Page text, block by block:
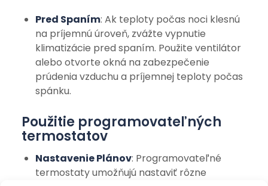
Pred Spaním: Ak teploty počas noci klesnú
na príjemnú úroveň, zvážte vypnutie
klimatizácie pred spaním. Použite ventilátor
alebo otvorte okná na zabezpečenie
prúdenia vzduchu a príjemnej teploty počas
spánku.
Použitie programovateľných
termostatov
Nastavenie Plánov: Programovateľné
termostaty umožňujú nastaviť rôzne